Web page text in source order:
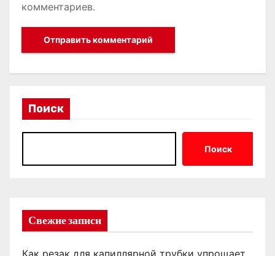
комментариев.
Поиск
Поиск
Свежие записи